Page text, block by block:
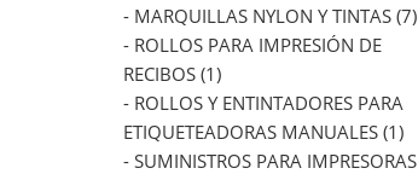
- MARQUILLAS NYLON Y TINTAS (7)
- ROLLOS PARA IMPRESIÓN DE
RECIBOS (1)
- ROLLOS Y ENTINTADORES PARA
ETIQUETEADORAS MANUALES (1)
- SUMINISTROS PARA IMPRESORAS